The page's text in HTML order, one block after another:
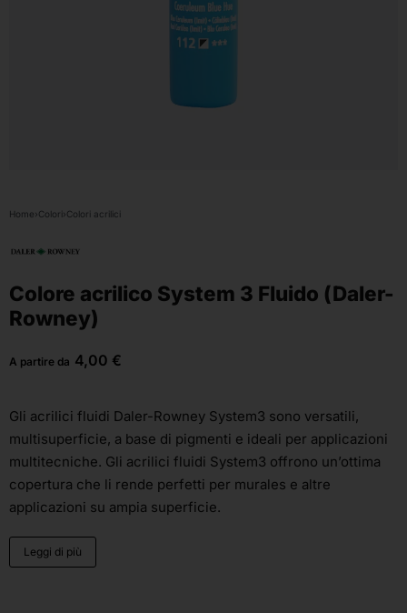
Home›Colori›Colori acrilici
Colore acrilico System 3 Fluido (Daler-
Rowney)
A partire da 4,00 €
Gli acrilici fluidi Daler-Rowney System3 sono versatili,
multisuperficie, a base di pigmenti e ideali per applicazioni
multitecniche. Gli acrilici fluidi System3 offrono un’ottima
copertura che li rende perfetti per murales e altre
applicazioni su ampia superficie.
Leggi di più